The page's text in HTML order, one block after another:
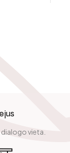
pasą
vieta.